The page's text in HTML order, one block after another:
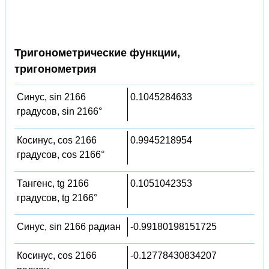
Тригонометрические функции,
тригонометрия
Синус, sin 2166
градусов, sin 2166°
0.1045284633
Косинус, cos 2166
градусов, cos 2166°
0.9945218954
Тангенс, tg 2166
градусов, tg 2166°
0.1051042353
Синус, sin 2166 радиан -0.99180198151725
Косинус, cos 2166
-0.12778430834207